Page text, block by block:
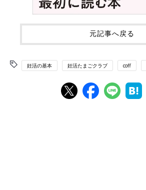
元記事へ戻る
妊活の基本 妊活たまごクラブ coff